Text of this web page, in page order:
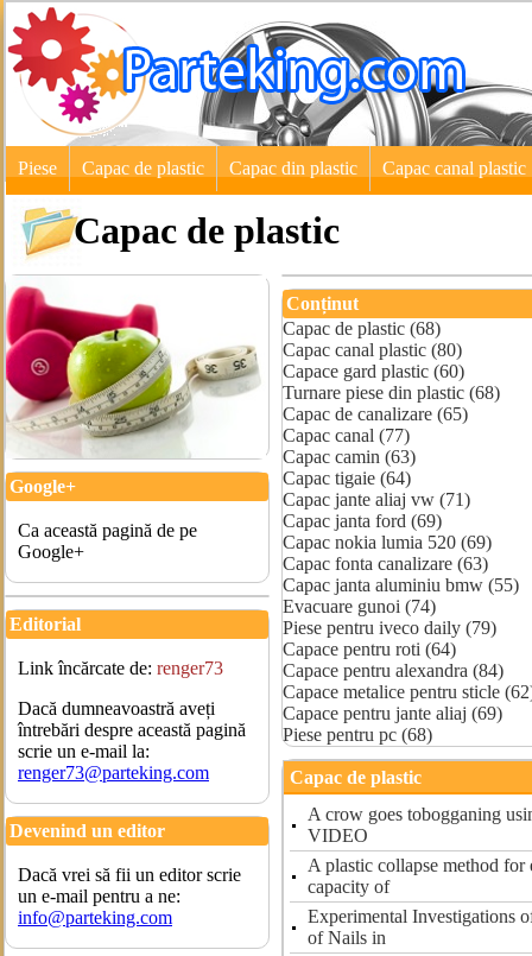
Piese Capac de plastic Capac din plastic Capac canal plastic
Capac de plastic
Google+
Ca această pagină de pe
Google+
Editorial
Link încărcate de: renger73
Dacă dumneavoastră aveți
întrebări despre această pagină
scrie un e-mail la:
renger73@parteking.com
Devenind un editor
Dacă vrei să fii un editor scrie
un e-mail pentru a ne:
info@parteking.com
Conținut
Capac de plastic (68)
Capac canal plastic (80)
Capace gard plastic (60)
Turnare piese din plastic (68)
Capac de canalizare (65)
Capac canal (77)
Capac camin (63)
Capac tigaie (64)
Capac jante aliaj vw (71)
Capac janta ford (69)
Capac nokia lumia 520 (69)
Capac fonta canalizare (63)
Capac janta aluminiu bmw (55)
Evacuare gunoi (74)
Piese pentru iveco daily (79)
Capace pentru roti (64)
Capace pentru alexandra (84)
Capace metalice pentru sticle
Capace pentru jante aliaj (69)
Piese pentru pc (68)
Capac de plastic
A crow goes tobogganing
VIDEO
A plastic collapse method for
capacity of
Experimental Investigations
of Nails in